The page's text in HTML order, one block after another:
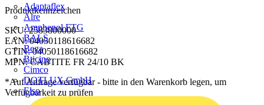
Adaptaflex
Alre
Amphenol FTG
BALS
Bega
Bticino
Cimco
DOTLUX GmbH
Elso
Produktkennzeichen
SKU: 2583800000
EAN: 04050118616682
GTIN: 04050118616682
MPN: CABTITE FR 24/10 BK
*Auf Anfrage verfügbar - bitte in den Warenkorb legen, um
Verfügbarkeit zu prüfen